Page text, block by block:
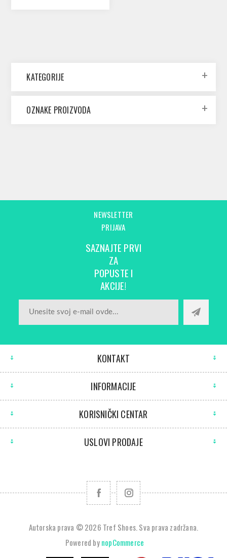
KATEGORIJE
OZNAKE PROIZVODA
NEWSLETTER
PRIJAVA
SAZNAJTE PRVI
ZA
POPUSTE I
AKCIJE!
KONTAKT
INFORMACIJE
KORISNIČKI CENTAR
USLOVI PRODAJE
Autorska prava © 2026 Tref Shoes. Sva prava zadržana.
Powered bynopCommerce